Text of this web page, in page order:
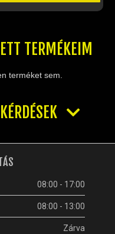
TERMÉKEIM
terméket sem.
08:00 - 17:00
08:00 - 13:00
Zárva